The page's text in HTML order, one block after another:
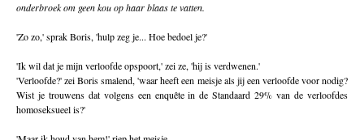
onderbroek om geen kou op haar blaas te vatten.
'Zo zo,' sprak Boris, 'hulp zeg je... Hoe bedoel je?'
'Ik wil dat je mijn verloofde opspoort,' zei ze, 'hij is verdwenen.'
'Verloofde?' zei Boris smalend, 'waar heeft een meisje als jij een verloofde voor nodig?
Wist je trouwens dat volgens een enquête in de Standaard 29% van de verloofdes
homoseksueel is?'